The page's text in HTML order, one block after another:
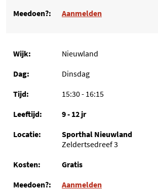
Aanmelden
Nieuwland
Dinsdag
15:30 - 16:15
9 - 12 jr
Sporthal Nieuwland
Zeldertsedreef 3
Gratis
Aanmelden